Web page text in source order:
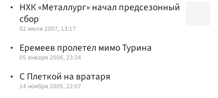
НХК «Металлург» начал предсезонный
сбор
02 июля 2007, 13:17
Еремеев пролетел мимо Турина
05 января 2006, 23:34
С Плеткой на вратаря
14 ноября 2005, 22:07